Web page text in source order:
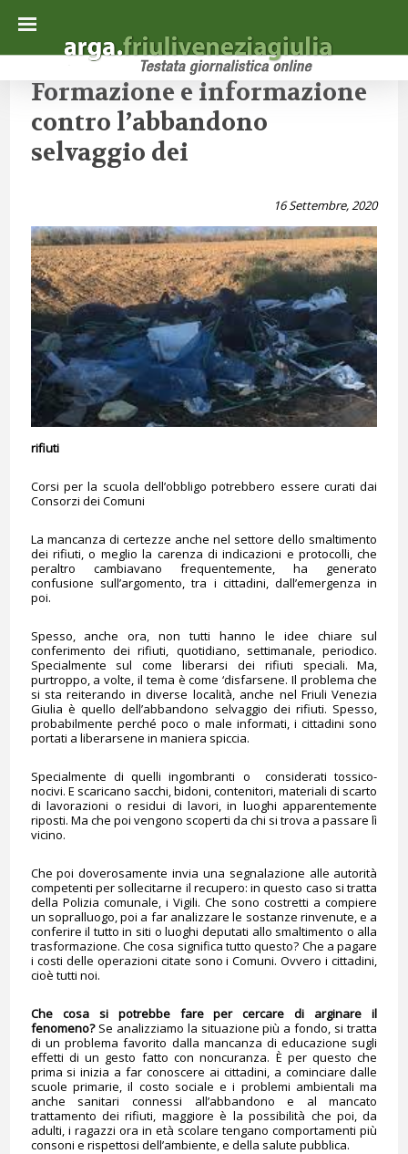
Formazione e informazione
contro l’abbandono
selvaggio dei
16 Settembre, 2020
rifiuti
Corsi per la scuola dell’obbligo potrebbero essere curati dai
Consorzi dei Comuni
La mancanza di certezze anche nel settore dello smaltimento
dei rifiuti, o meglio la carenza di indicazioni e protocolli, che
peraltro cambiavano frequentemente, ha generato
confusione sull’argomento, tra i cittadini, dall’emergenza in
poi.
Spesso, anche ora, non tutti hanno le idee chiare sul
conferimento dei rifiuti, quotidiano, settimanale, periodico.
Specialmente sul come liberarsi dei rifiuti speciali. Ma,
purtroppo, a volte, il tema è come ‘disfarsene. Il problema che
si sta reiterando in diverse località, anche nel Friuli Venezia
Giulia è quello dell’abbandono selvaggio dei rifiuti. Spesso,
probabilmente perché poco o male informati, i cittadini sono
portati a liberarsene in maniera spiccia.
Specialmente di quelli ingombranti o considerati tossico-
nocivi. E scaricano sacchi, bidoni, contenitori, materiali di scarto
di lavorazioni o residui di lavori, in luoghi apparentemente
riposti. Ma che poi vengono scoperti da chi si trova a passare lì
vicino.
Che poi doverosamente invia una segnalazione alle autorità
competenti per sollecitarne il recupero: in questo caso si tratta
della Polizia comunale, i Vigili. Che sono costretti a compiere
un sopralluogo, poi a far analizzare le sostanze rinvenute, e a
conferire il tutto in siti o luoghi deputati allo smaltimento o alla
trasformazione. Che cosa significa tutto questo? Che a pagare
i costi delle operazioni citate sono i Comuni. Ovvero i cittadini,
cioè tutti noi.
Che cosa si potrebbe fare per cercare di arginare il
fenomeno?Se analizziamo la situazione più a fondo, si tratta
di un problema favorito dalla mancanza di educazione sugli
effetti di un gesto fatto con noncuranza. È per questo che
prima si inizia a far conoscere ai cittadini, a cominciare dalle
scuole primarie, il costo sociale e i problemi ambientali ma
anche sanitari connessi all’abbandono e al mancato
trattamento dei rifiuti, maggiore è la possibilità che poi, da
adulti, i ragazzi ora in età scolare tengano comportamenti più
consoni e rispettosi dell’ambiente, e della salute pubblica.